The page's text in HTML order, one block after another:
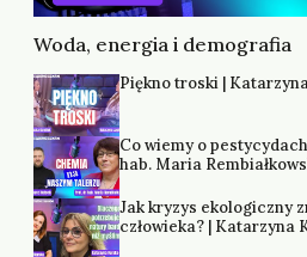
Woda, energia i demografia
Piękno troski | Katarzyna
Co wiemy o
hab. Maria
Jak kryzys ekologiczny
człowieka? | Katarzyna